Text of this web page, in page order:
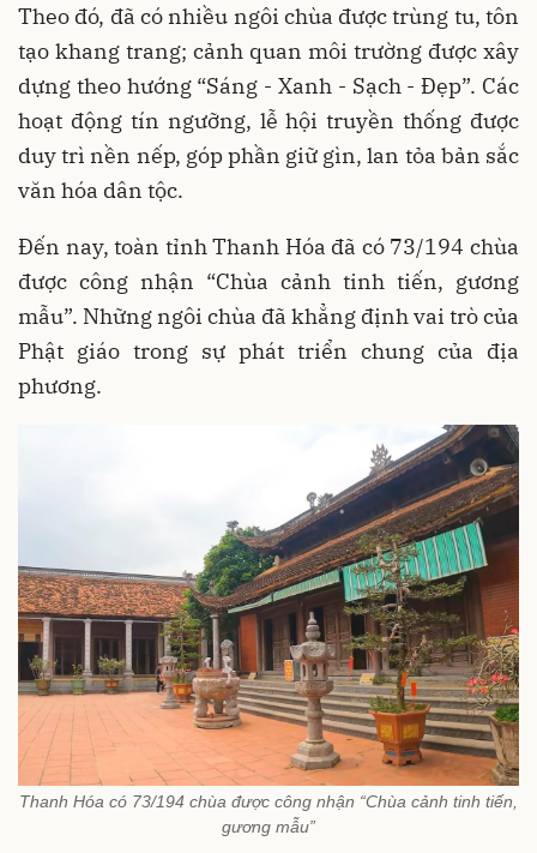
Theo đó, đã có nhiều ngôi chùa được trùng tu, tôn
tạo khang trang; cảnh quan môi trường được xây
dựng theo hướng “Sáng - Xanh - Sạch - Đẹp”. Các
hoạt động tín ngưỡng, lễ hội truyền thống được
duy trì nền nếp, góp phần giữ gìn, lan tỏa bản sắc
văn hóa dân tộc.
Đến nay, toàn tỉnh Thanh Hóa đã có 73/194 chùa
được công nhận “Chùa cảnh tinh tiến, gương
mẫu”. Những ngôi chùa đã khẳng định vai trò của
Phật giáo trong sự phát triển chung của địa
phương.
Thanh Hóa có 73/194 chùa được công nhận “Chùa cảnh tinh tiến,
gương mẫu”